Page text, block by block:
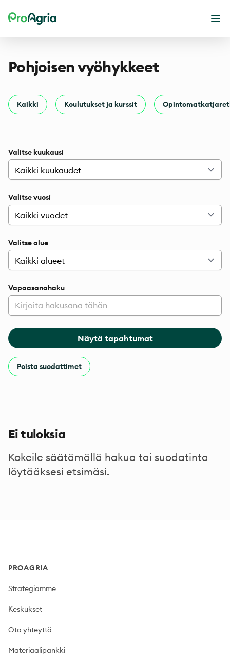
ProAgria
Pohjoisen vyöhykkeet
Kaikki Koulutukset ja kurssit
Valitse kuukausi
Valitse vuosi
Valitse alue
Vapaasanahaku
Näytä tapahtumat
Poista suodattimet
Ei tuloksia
Kokeile säätämällä hakua tai suodatinta
löytääksesi etsimäsi.
PROAGRIA
Strategiamme
Keskukset
Ota yhteyttä
Materiaalipankki